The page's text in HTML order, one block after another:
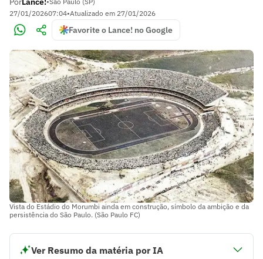
27/01/202607:04•Atualizado em 27/01/2026
Favorite o Lance! no Google
Vista do Estádio do Morumbi ainda em construção, símbolo da ambição e da
persistência do São Paulo. (São Paulo FC)
Ver Resumo da matéria por IA